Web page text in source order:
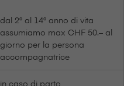
dal 2° al 14° anno di vita
assumiamo max CHF 50.– al
giorno per la persona
accompagnatrice
in caso di parto